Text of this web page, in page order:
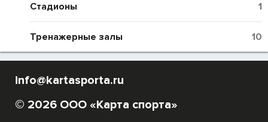
Стадионы 1
Тренажерные залы 10
info@kartasporta.ru
© 2026 ООО «Карта спорта»